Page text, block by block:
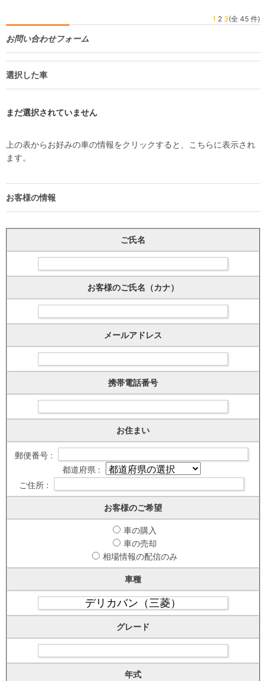
1 2 3(全 45 件)
お問い合わせフォーム
選択した車
まだ選択されていません
上の表からお好みの車の情報をクリックすると、こちらに表示され
ます。
お客様の情報
ご氏名
お客様のご氏名（カナ）
メールアドレス
携帯電話番号
お住まい
郵便番号 :
都道府県 :
ご住所 :
お客様のご希望
車の購入
車の売却
相場情報の配信のみ
車種
グレード
年式